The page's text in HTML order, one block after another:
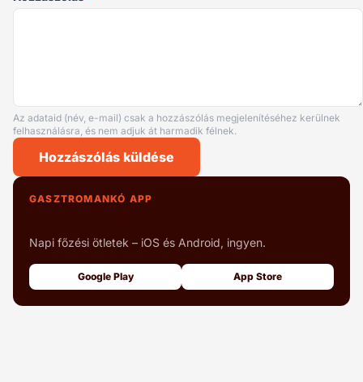
Az adataid (név, e-mail) csak a hozzászólás megjelenítéséhez kerülnek
felhasználásra, és nem adjuk át harmadik félnek.
Hozzászólás küldése
GASZTROMANKÓ APP
Napi főzési ötletek – iOS és Android, ingyen.
Google Play App Store